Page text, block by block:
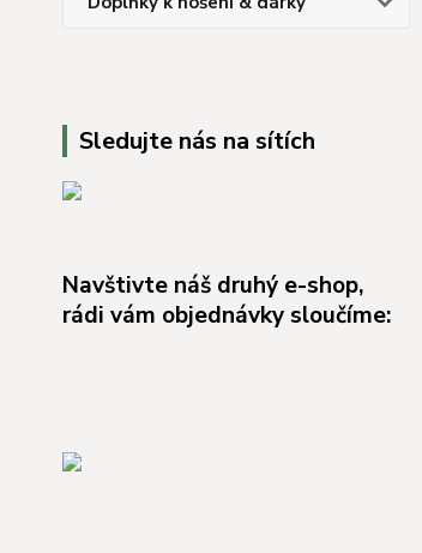
Sledujte nás na sítích
Navštivte náš druhý e-shop,
rádi vám objednávky sloučíme: